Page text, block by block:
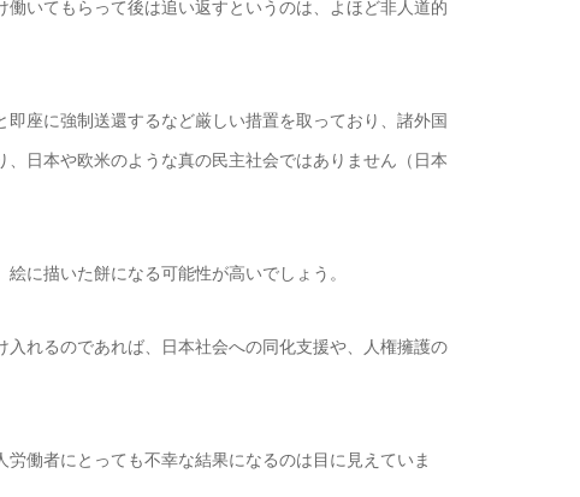
いてもらって後は追い返すというのは、よほど非人道的
座に強制送還するなど厳しい措置を取っており、諸外国
日本や欧米のような真の民主社会ではありません（日本
に描いた餅になる可能性が高いでしょう。
れるのであれば、日本社会への同化支援や、人権擁護の
働者にとっても不幸な結果になるのは目に見えていま